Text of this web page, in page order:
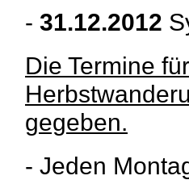
- 31.12.2012
Die Termine
gegeben.
- Jeden